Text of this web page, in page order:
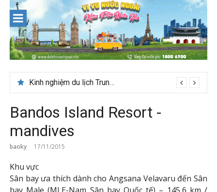
content
Kinh nghiệm du lịch Trung Á lần đầu cho khách Việt
Bandos Island Resort -
mandives
baoky 17/11/2015
Khu vực
Sân bay ưa thích dành cho Angsana Velavaru đến Sân